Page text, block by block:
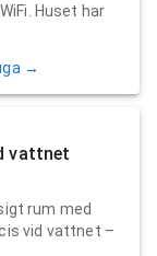
Huset har
→
vattnet
rum med
vid vattnet –